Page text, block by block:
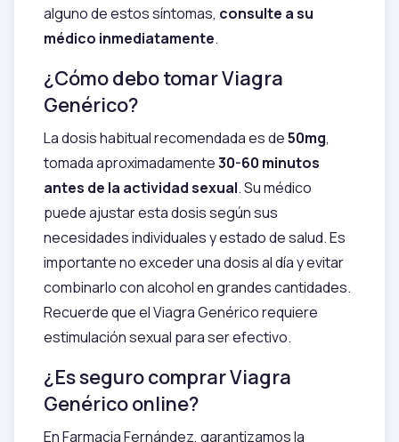
alguno de estos síntomas, consulte a su
médico inmediatamente.
¿Cómo debo tomar Viagra
Genérico?
La dosis habitual recomendada es de50mg,
tomada aproximadamente30-60 minutos
antes de la actividad sexual. Su médico
puede ajustar esta dosis según sus
necesidades individuales y estado de salud. Es
importante no exceder una dosis al día y evitar
combinarlo con alcohol en grandes cantidades.
Recuerde que el Viagra Genérico requiere
estimulación sexual para ser efectivo.
¿Es seguro comprar Viagra
Genérico online?
En Farmacia Fernández, garantizamos la